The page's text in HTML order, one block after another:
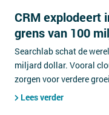
CRM explodeert
grens van 100
Searchlab schat de
miljard dollar. Vooral
zorgen voor verdere
Lees verder